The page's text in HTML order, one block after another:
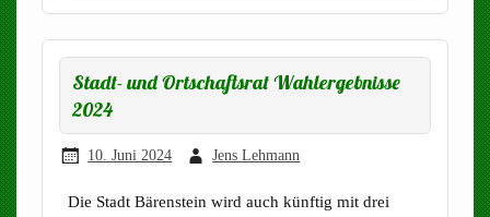
Stadt- und Ortschaftsrat Wahlergebnisse
2024
10. Juni 2024 Jens Lehmann
Die Stadt Bärenstein wird auch künftig mit drei